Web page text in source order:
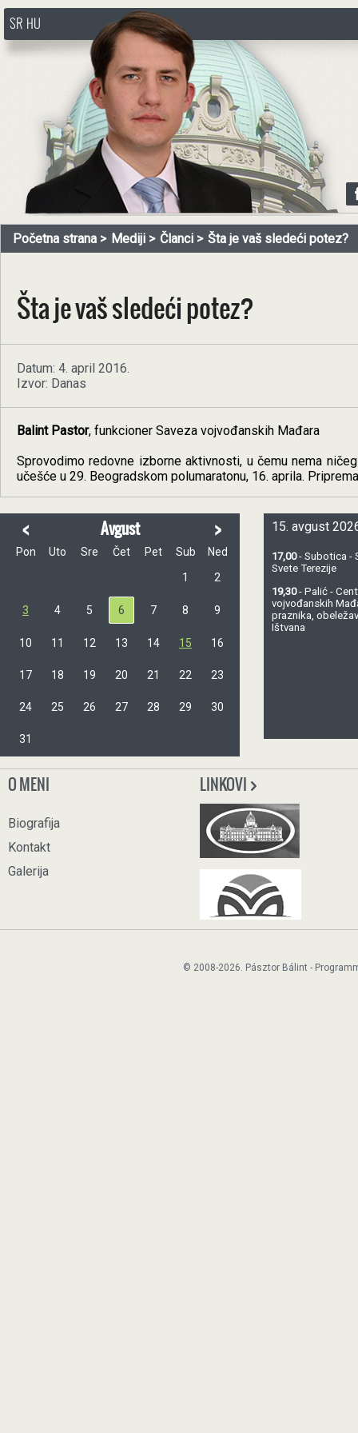
http://www.pasztorbalint.rs/sr
SR HU
Početna strana Mediji Članci Šta je vaš sledeći potez?
Šta je vaš sledeći potez?
Datum: 4. april 2016.
Izvor: Danas
Balint Pastor, funkcioner Saveza vojvođanskih Mađara
Sprovodimo redovne izborne aktivnosti, u čemu nema
učešće u 29. Beogradskom polumaratonu, 16. aprila.
< Avgust >
Pon Uto Sre Čet Pet Sub
Ned
1
2
3 4 5 6 7 8 9
10 11 12 13 14 15 16
17 18 19 20 21 22 23
24 25 26 27 28 29 30
31
15. avgust
17,00- Subotica -
Svete Terezije
19,30- Palić -
vojvođanskih
praznika,
Ištvana
O MENI
Biografija
Kontakt
Galerija
LINKOVI
© 2008-2026. Pásztor Bálint -